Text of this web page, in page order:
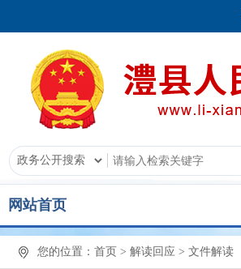
网站首页
您的位置： 首页 > 解读回应 > 文件解读